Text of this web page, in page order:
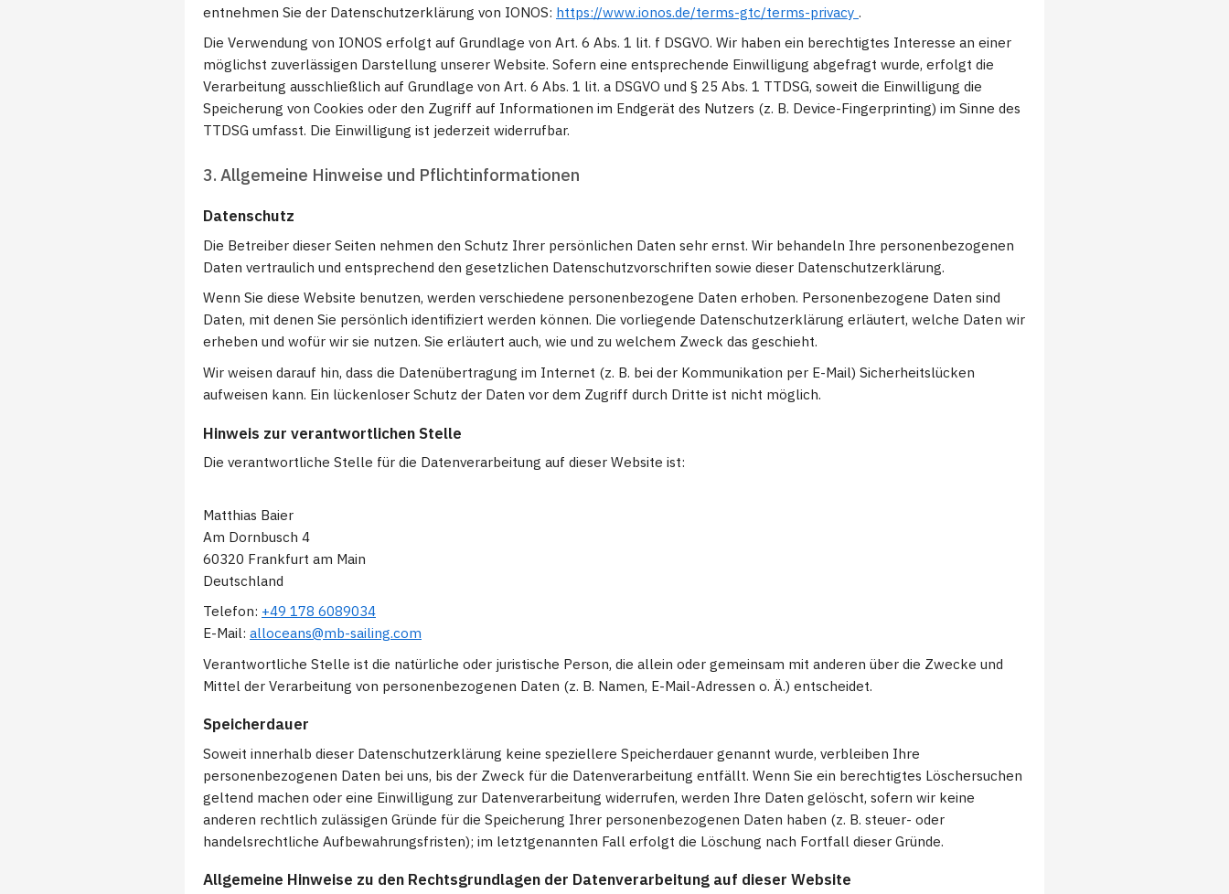
entnehmen Sie der Datenschutzerklärung von IONOS: https://www.ionos.de/terms-gtc/terms-privacy .
Die Verwendung von IONOS erfolgt auf Grundlage von Art. 6 Abs. 1 lit. f DSGVO. Wir haben ein berechtigtes Interesse an einer
möglichst zuverlässigen Darstellung unserer Website. Sofern eine entsprechende Einwilligung abgefragt wurde, erfolgt die
Verarbeitung ausschließlich auf Grundlage von Art. 6 Abs. 1 lit. a DSGVO und § 25 Abs. 1 TTDSG, soweit die Einwilligung die
Speicherung von Cookies oder den Zugriff auf Informationen im Endgerät des Nutzers (z. B. Device-Fingerprinting) im Sinne des
TTDSG umfasst. Die Einwilligung ist jederzeit widerrufbar.
3. Allgemeine Hinweise und Pflichtinformationen
Datenschutz
Die Betreiber dieser Seiten nehmen den Schutz Ihrer persönlichen Daten sehr ernst. Wir behandeln Ihre personenbezogenen
Daten vertraulich und entsprechend den gesetzlichen Datenschutzvorschriften sowie dieser Datenschutzerklärung.
Wenn Sie diese Website benutzen, werden verschiedene personenbezogene Daten erhoben. Personenbezogene Daten sind
Daten, mit denen Sie persönlich identifiziert werden können. Die vorliegende Datenschutzerklärung erläutert, welche Daten wir
erheben und wofür wir sie nutzen. Sie erläutert auch, wie und zu welchem Zweck das geschieht.
Wir weisen darauf hin, dass die Datenübertragung im Internet (z. B. bei der Kommunikation per E-Mail) Sicherheitslücken
aufweisen kann. Ein lückenloser Schutz der Daten vor dem Zugriff durch Dritte ist nicht möglich.
Hinweis zur verantwortlichen Stelle
Die verantwortliche Stelle für die Datenverarbeitung auf dieser Website ist:
Matthias Baier
Am Dornbusch 4
60320 Frankfurt am Main
Telefon: +49 178 6089034
E-Mail: alloceans@mb-sailing.com
Verantwortliche Stelle ist die natürliche oder juristische Person, die allein oder gemeinsam mit anderen über die Zwecke und
Mittel der Verarbeitung von personenbezogenen Daten (z. B. Namen, E-Mail-Adressen o. Ä.) entscheidet.
Speicherdauer
Soweit innerhalb dieser Datenschutzerklärung keine speziellere Speicherdauer genannt wurde, verbleiben Ihre
personenbezogenen Daten bei uns, bis der Zweck für die Datenverarbeitung entfällt. Wenn Sie ein berechtigtes Löschersuchen
geltend machen oder eine Einwilligung zur Datenverarbeitung widerrufen, werden Ihre Daten gelöscht, sofern wir keine
anderen rechtlich zulässigen Gründe für die Speicherung Ihrer personenbezogenen Daten haben (z. B. steuer- oder
handelsrechtliche Aufbewahrungsfristen); im letztgenannten Fall erfolgt die Löschung nach Fortfall dieser Gründe.
Allgemeine Hinweise zu den Rechtsgrundlagen der Datenverarbeitung auf dieser Website